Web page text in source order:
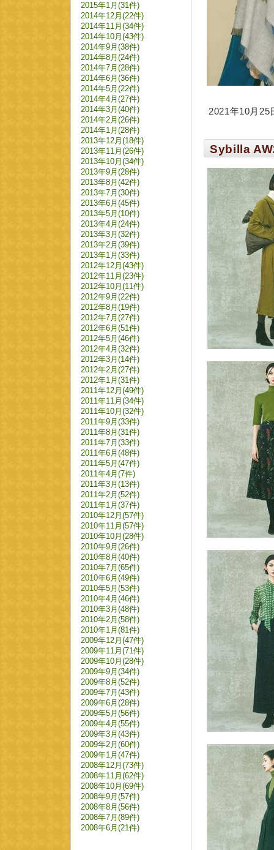
2021年10月
Sybilla
2015年1月(31件)
2014年12月(22件)
2014年11月(34件)
2014年10月(43件)
2014年9月(38件)
2014年8月(24件)
2014年7月(28件)
2014年6月(36件)
2014年5月(22件)
2014年4月(27件)
2014年3月(40件)
2014年2月(26件)
2014年1月(28件)
2013年12月(18件)
2013年11月(26件)
2013年10月(34件)
2013年9月(28件)
2013年8月(42件)
2013年7月(30件)
2013年6月(45件)
2013年5月(10件)
2013年4月(24件)
2013年3月(32件)
2013年2月(39件)
2013年1月(33件)
2012年12月(43件)
2012年11月(23件)
2012年10月(11件)
2012年9月(22件)
2012年8月(19件)
2012年7月(27件)
2012年6月(51件)
2012年5月(46件)
2012年4月(32件)
2012年3月(14件)
2012年2月(27件)
2012年1月(31件)
2011年12月(49件)
2011年11月(34件)
2011年10月(32件)
2011年9月(33件)
2011年8月(31件)
2011年7月(33件)
2011年6月(48件)
2011年5月(47件)
2011年4月(7件)
2011年3月(13件)
2011年2月(52件)
2011年1月(37件)
2010年12月(57件)
2010年11月(57件)
2010年10月(28件)
2010年9月(26件)
2010年8月(40件)
2010年7月(65件)
2010年6月(49件)
2010年5月(53件)
2010年4月(46件)
2010年3月(48件)
2010年2月(58件)
2010年1月(81件)
2009年12月(47件)
2009年11月(71件)
2009年10月(28件)
2009年9月(34件)
2009年8月(52件)
2009年7月(43件)
2009年6月(28件)
2009年5月(56件)
2009年4月(55件)
2009年3月(43件)
2009年2月(60件)
2009年1月(47件)
2008年12月(73件)
2008年11月(62件)
2008年10月(69件)
2008年9月(57件)
2008年8月(56件)
2008年7月(89件)
2008年6月(21件)